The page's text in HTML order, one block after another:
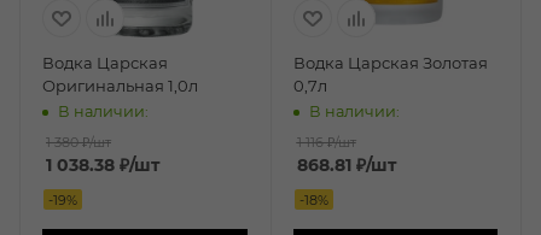
Водка Царская
Оригинальная 1,0л
В наличии:
1 380 ₽/шт
1 038.38 ₽/шт
-19%
Водка Царская Золотая
0,7л
В наличии:
1 116 ₽/шт
868.81 ₽/шт
-18%